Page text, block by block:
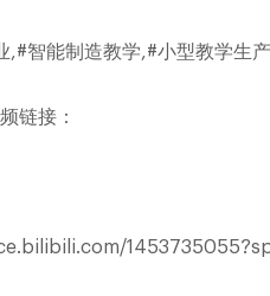
,#智能制造教学,#小型教学生
链接：